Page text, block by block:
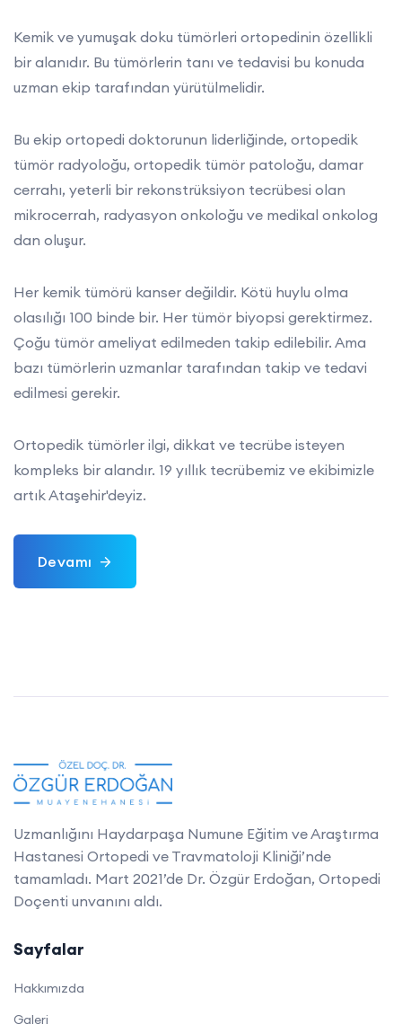
Kemik ve yumuşak doku tümörleri ortopedinin özellikli
bir alanıdır. Bu tümörlerin tanı ve tedavisi bu konuda
uzman ekip tarafından yürütülmelidir.
Bu ekip ortopedi doktorunun liderliğinde, ortopedik
tümör radyoloğu, ortopedik tümör patoloğu, damar
cerrahı, yeterli bir rekonstrüksiyon tecrübesi olan
mikrocerrah, radyasyon onkoloğu ve medikal onkolog
dan oluşur.
Her kemik tümörü kanser değildir. Kötü huylu olma
olasılığı 100 binde bir. Her tümör biyopsi gerektirmez.
Çoğu tümör ameliyat edilmeden takip edilebilir. Ama
bazı tümörlerin uzmanlar tarafından takip ve tedavi
edilmesi gerekir.
Ortopedik tümörler ilgi, dikkat ve tecrübe isteyen
kompleks bir alandır. 19 yıllık tecrübemiz ve ekibimizle
artık Ataşehir'deyiz.
Devamı
Uzmanlığını Haydarpaşa Numune Eğitim ve Araştırma
Hastanesi Ortopedi ve Travmatoloji Kliniği’nde
tamamladı. Mart 2021’de Dr. Özgür Erdoğan, Ortopedi
Doçenti unvanını aldı.
Sayfalar
Hakkımızda
Galeri